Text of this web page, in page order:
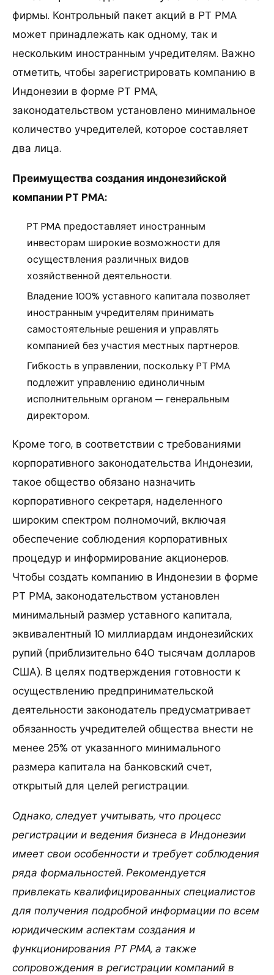
фирмы. Контрольный пакет акций в PT PMA
может принадлежать как одному, так и
нескольким иностранным учредителям. Важно
отметить, чтобы зарегистрировать компанию в
Индонезии в форме PT PMA,
законодательством установлено минимальное
количество учредителей, которое составляет
два лица.
Преимущества создания индонезийской
компании PT PMA:
PT PMA предоставляет иностранным
инвесторам широкие возможности для
осуществления различных видов
хозяйственной деятельности.
Владение 100% уставного капитала позволяет
иностранным учредителям принимать
самостоятельные решения и управлять
компанией без участия местных партнеров.
Гибкость в управлении, поскольку PT PMA
подлежит управлению единоличным
исполнительным органом — генеральным
директором.
Кроме того, в соответствии с требованиями
корпоративного законодательства Индонезии,
такое общество обязано назначить
корпоративного секретаря, наделенного
широким спектром полномочий, включая
обеспечение соблюдения корпоративных
процедур и информирование акционеров.
Чтобы создать компанию в Индонезии в форме
PT PMA, законодательством установлен
минимальный размер уставного капитала,
эквивалентный 10 миллиардам индонезийских
рупий (приблизительно 640 тысячам долларов
США). В целях подтверждения готовности к
осуществлению предпринимательской
деятельности законодатель предусматривает
обязанность учредителей общества внести не
менее 25% от указанного минимального
размера капитала на банковский счет,
открытый для целей регистрации.
Однако, следует учитывать, что процесс
регистрации и ведения бизнеса в Индонезии
имеет свои особенности и требует соблюдения
ряда формальностей. Рекомендуется
привлекать квалифицированных специалистов
для получения подробной информации по всем
юридическим аспектам создания и
функционирования PT PMA, а также
сопровождения в регистрации компаний в